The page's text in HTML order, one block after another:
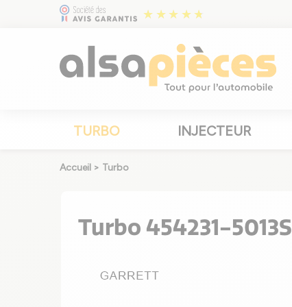
TURBO INJECTEUR
Accueil > Turbo
Turbo 454231-5013S